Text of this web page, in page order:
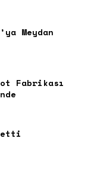
Meydan
Fabrikası